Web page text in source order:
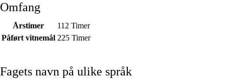
Omfang
Årstimer
112 Timer
Påført vitnemål 225 Timer
Fagets navn på ulike språk